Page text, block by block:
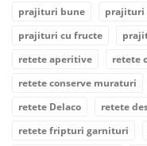
prajituri bune
prajituri
prajituri cu fructe
retete aperitive
retete
retete conserve muraturi
retete Delaco
retete
retete fripturi garnituri